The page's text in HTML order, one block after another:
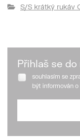
S/S krátký rukáv
Přihlaš se
souhlasím se
být informován o